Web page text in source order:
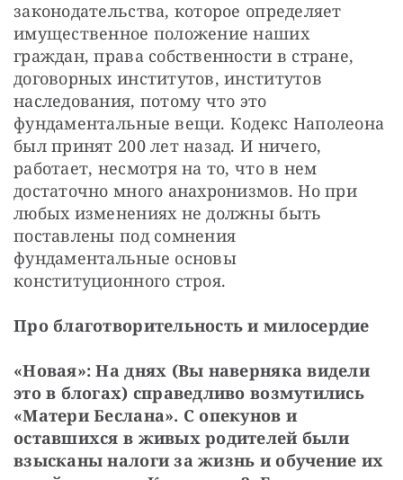
законодательства, которое определяет
имущественное положение наших
граждан, права собственности в стране,
договорных институтов, институтов
наследования, потому что это
фундаментальные вещи. Кодекс Наполеона
был принят 200 лет назад. И ничего,
работает, несмотря на то, что в нем
достаточно много анахронизмов. Но при
любых изменениях не должны быть
поставлены под сомнения
фундаментальные основы
конституционного строя.
Про благотворительность и милосердие
«Новая»: На днях (Вы наверняка видели
это в блогах) справедливо возмутились
«Матери Беслана». С опекунов и
оставшихся в живых родителей были
взысканы налоги за жизнь и обучение их